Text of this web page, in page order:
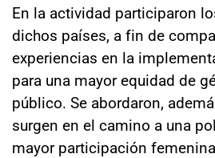
En la actividad participaron
dichos países, a fin de
experiencias en la
para una mayor equidad de
público. Se abordaron,
surgen en el camino a una
mayor participación